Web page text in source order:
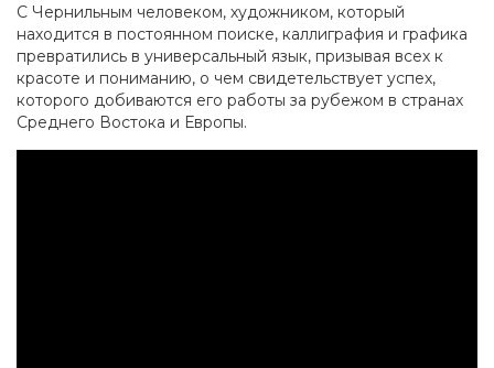
С Чернильным человеком, художником, который
находится в постоянном поиске, каллиграфия и графика
превратились в универсальный язык, призывая всех к
красоте и пониманию, о чем свидетельствует успех,
которого добиваются его работы за рубежом в странах
Среднего Востока и Европы.